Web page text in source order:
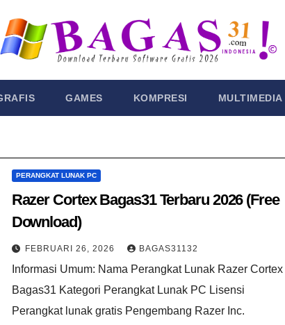
GAMES KOMPRESI MULTIMEDIA
PERANGKAT LUNAK PC
Razer Cortex Bagas31​ Terbaru 2026 (Free
Download)
FEBRUARI 26, 2026 BAGAS31132
Informasi Umum: Nama Perangkat Lunak Razer Cortex
Bagas31 Kategori Perangkat Lunak PC Lisensi
Perangkat lunak gratis Pengembang Razer Inc.